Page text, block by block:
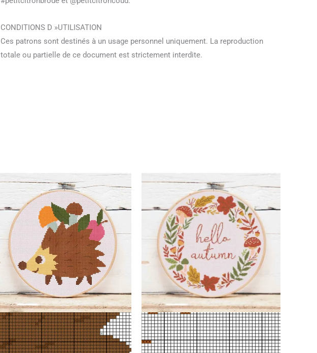
CONDITIONS D »UTILISATION
Ces patrons sont destinés à un usage personnel uniquement. La reproduction
totale ou partielle de ce document est strictement interdite.